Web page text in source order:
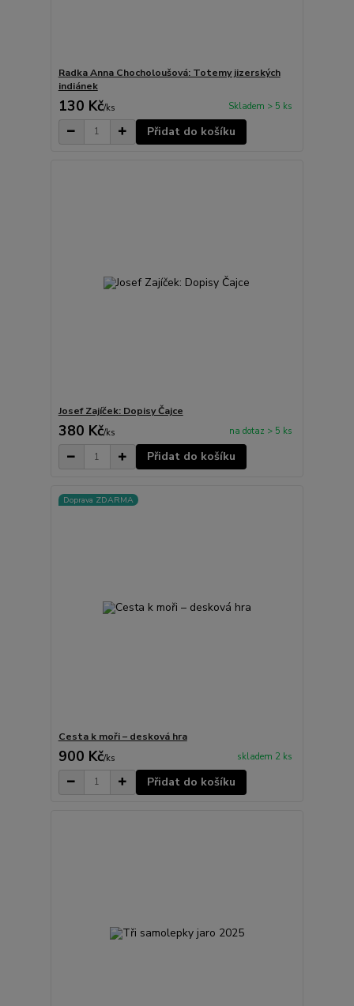
Radka Anna Chocholoušová: Totemy jizerských
indiánek
130 Kč/ks Skladem > 5 ks
Přidat do košíku
Josef Zajíček: Dopisy Čajce
380 Kč/ks na dotaz > 5 ks
Přidat do košíku
Doprava ZDARMA
Cesta k moři – desková hra
900 Kč/ks skladem 2 ks
Přidat do košíku